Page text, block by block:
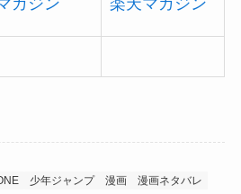
ガジン 楽天マガジン
少年ジャンプ 漫画 漫画ネタバレ